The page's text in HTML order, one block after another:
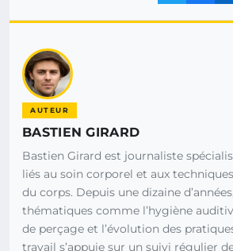
AUTEUR
BASTIEN GIRARD
Bastien Girard est journaliste
liés au soin corporel et aux
du corps. Depuis une dizaine
thématiques comme l’hygiène
de perçage et l’évolution des
travail s’appuie sur un suivi régulier